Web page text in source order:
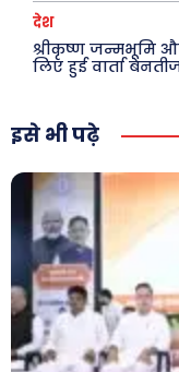
देश
श्रीकृष्ण जन्मभूमि
लिए हुई वार्ता
इसे भी पढ़े